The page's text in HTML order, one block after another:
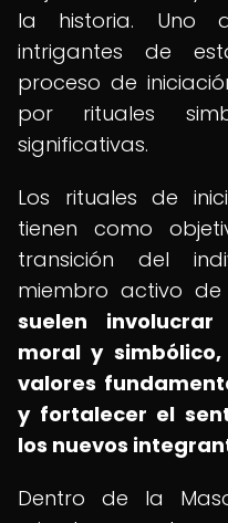
la historia. Uno
intrigantes de
proceso de
por rituales
significativas.
Los rituales de
tienen como
transición del
miembro activo
suelen
moral y
valores
y fortalecer el
los nuevos
Dentro de la